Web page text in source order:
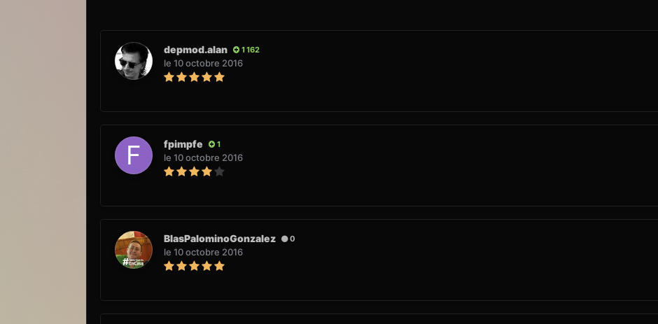
depmod.alan 1 162
le 10 octobre 2016
fpimpfe 1
le 10 octobre 2016
BlasPalominoGonzalez 0
le 10 octobre 2016